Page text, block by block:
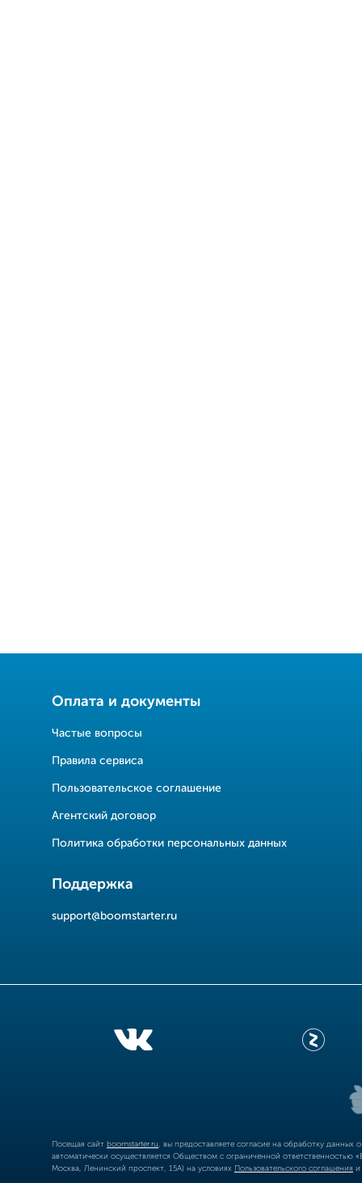
Оплата и документы
Частые вопросы
Правила сервиса
Пользовательское соглашение
Агентский договор
Политика обработки персональных данных
Поддержка
support@boomstarter.ru
Посещая сайт boomstarter.ru , вы предоставляете согласие на обработку
автоматически осуществляется Обществом с ограниченной
Москва, Ленинский проспект, 15А) на условиях Пользовательского соглашения и